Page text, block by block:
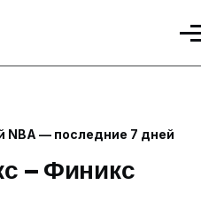
NBA — последние 7 дней
— Финикс